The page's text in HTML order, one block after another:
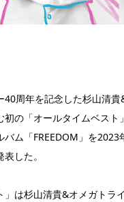
40周年を記念した杉山清貴
初の「オールタイムベスト
ム「FREEDOM」を2023
した。
」は杉山清貴&オメガトラ